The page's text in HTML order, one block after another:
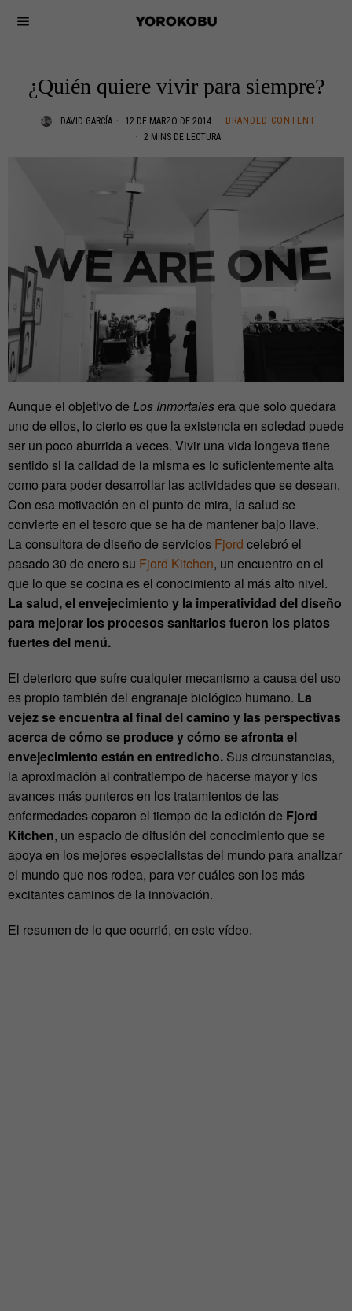
¿Quién quiere vivir para siempre?
DAVID GARCÍA 12 DE MARZO DE 2014
BRANDED CONTENT
2 MINS DE LECTURA
Aunque el objetivo de Los Inmortalesera que solo quedara
uno de ellos, lo cierto es que la existencia en soledad puede
ser un poco aburrida a veces. Vivir una vida longeva tiene
sentido si la calidad de la misma es lo suficientemente alta
como para poder desarrollar las actividades que se desean.
Con esa motivación en el punto de mira, la salud se
convierte en el tesoro que se ha de mantener bajo llave.
La consultora de diseño de servicios Fjord celebró el
pasado 30 de enero su Fjord Kitchen, un encuentro en el
que lo que se cocina es el conocimiento al más alto nivel.
La salud, el envejecimiento y la imperatividad del diseño
para mejorar los procesos sanitarios fueron los platos
fuertes del menú.
El deterioro que sufre cualquier mecanismo a causa del uso
es propio también del engranaje biológico humano. La
vejez se encuentra al final del camino y las perspectivas
acerca de cómo se produce y cómo se afronta el
envejecimiento están en entredicho. Sus circunstancias,
la aproximación al contratiempo de hacerse mayor y los
avances más punteros en los tratamientos de las
enfermedades coparon el tiempo de la edición de Fjord
Kitchen, un espacio de difusión del conocimiento que se
apoya en los mejores especialistas del mundo para analizar
el mundo que nos rodea, para ver cuáles son los más
excitantes caminos de la innovación.
El resumen de lo que ocurrió, en este vídeo.